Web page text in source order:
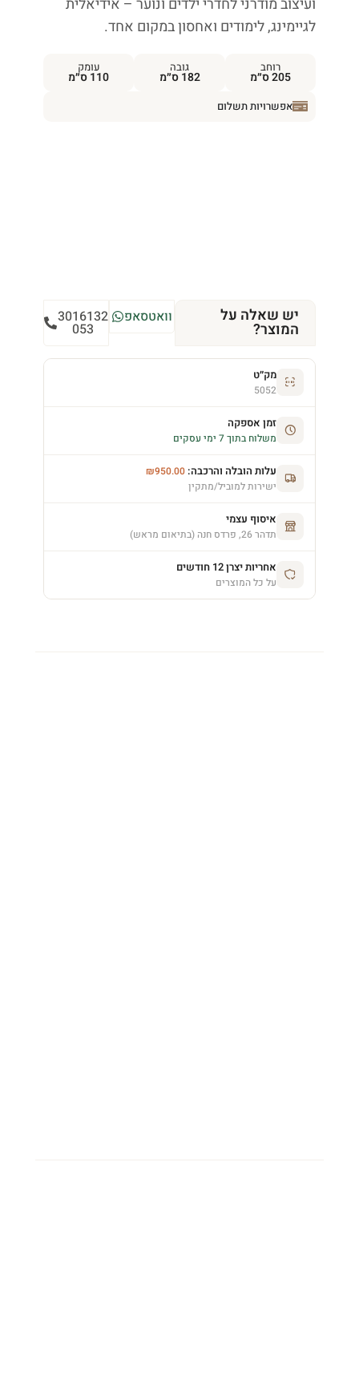
ועיצוב מודרני לחדרי ילדים ונוער – אידיאלית
לגיימינג, לימודים ואחסון במקום אחד.
רוחב
205 ס״מ
גובה
182 ס״מ
עומק
110 ס״מ
אפשרויות תשלום
יש שאלה על
המוצר?
וואטסאפ 3016132
053
מק״ט
5052
זמן אספקה
משלוח בתוך 7 ימי עסקים
עלות הובלה והרכבה: ₪950.00
ישירות למוביל/מתקין
איסוף עצמי
תדהר 26, פרדס חנה (בתיאום מראש)
אחריות יצרן 12 חודשים
על כל המוצרים